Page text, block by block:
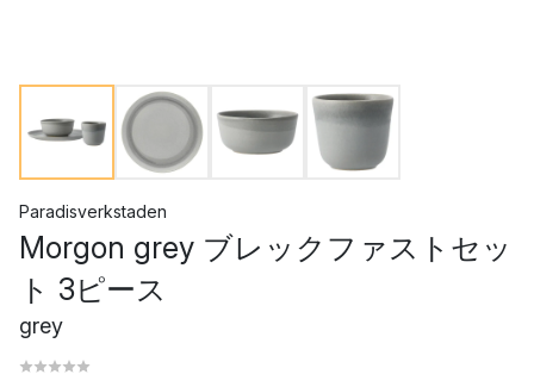
Paradisverkstaden
Morgon grey ブレックファストセッ
ト 3ピース
grey